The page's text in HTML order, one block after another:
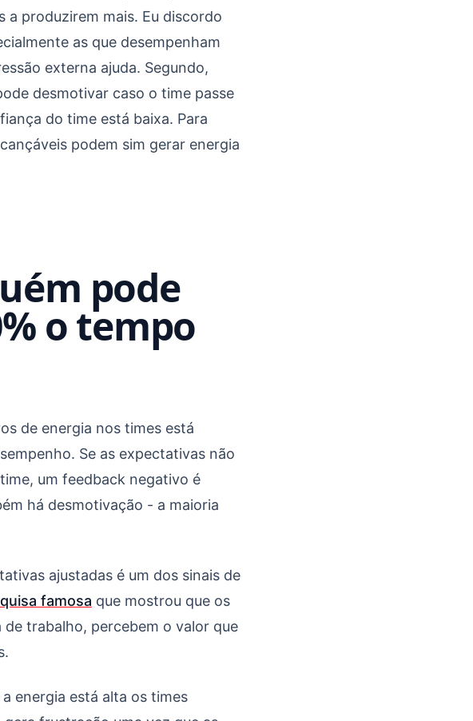
a produzirem mais. Eu discordo
as que desempenham
externa ajuda. Segundo,
desmotivar caso o time passe
do time está baixa. Para
podem sim gerar energia
pode
o tempo
de energia nos times está
Se as expectativas não
um feedback negativo é
há desmotivação - a maioria
ajustadas é um dos sinais de
famosa que mostrou que os
trabalho, percebem o valor que
energia está alta os times